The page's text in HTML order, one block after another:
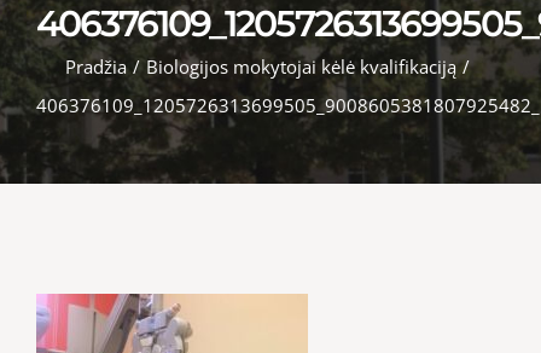
Pradžia / Biologijos mokytojai kėlė kvalifikaciją /